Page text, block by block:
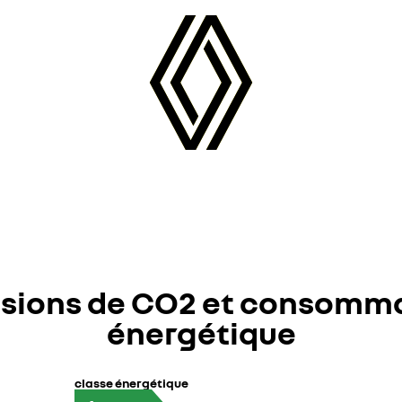
de CO2 et
énergétique
classe énergétique